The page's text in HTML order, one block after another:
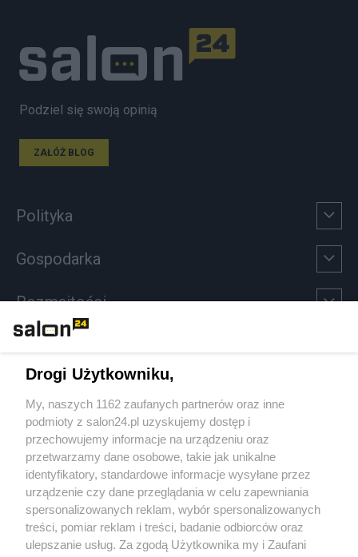
Podziel się swoją opinią
ZAŁÓŻ BLOG
Polityka
Gospodarka
Rozmaitości
Sport
Społeczeństwo
Kultura
X Facebook Instagram Youtube
Drogi Użytkowniku,
My, naszych 1162 zaufanych partnerów oraz inne
podmioty z salon24.pl uzyskujemy dostęp i
przechowujemy informacje na urządzeniu oraz
przetwarzamy dane osobowe, takie jak unikalne
identyfikatory, standardowe informacje wysyłane przez
urządzenie czy dane przeglądania w celu zapewniania
spersonalizowanych reklam, wybór spersonalizowanych
treści, pomiar reklam i treści, badanie odbiorców oraz
ulepszanie usług. Za zgodą Użytkownika my i Zaufani